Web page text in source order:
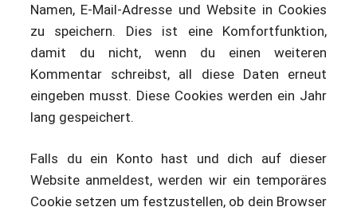
Namen, E-Mail-Adresse und Website in Cookies
zu speichern. Dies ist eine Komfortfunktion,
damit du nicht, wenn du einen weiteren
Kommentar schreibst, all diese Daten erneut
eingeben musst. Diese Cookies werden ein Jahr
lang gespeichert.
Falls du ein Konto hast und dich auf dieser
Website anmeldest, werden wir ein temporäres
Cookie setzen um festzustellen, ob dein Browser